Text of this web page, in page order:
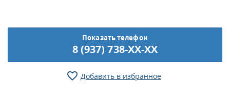
Показать телефон
8 (937) 738-XX-XX
Добавить в избранное